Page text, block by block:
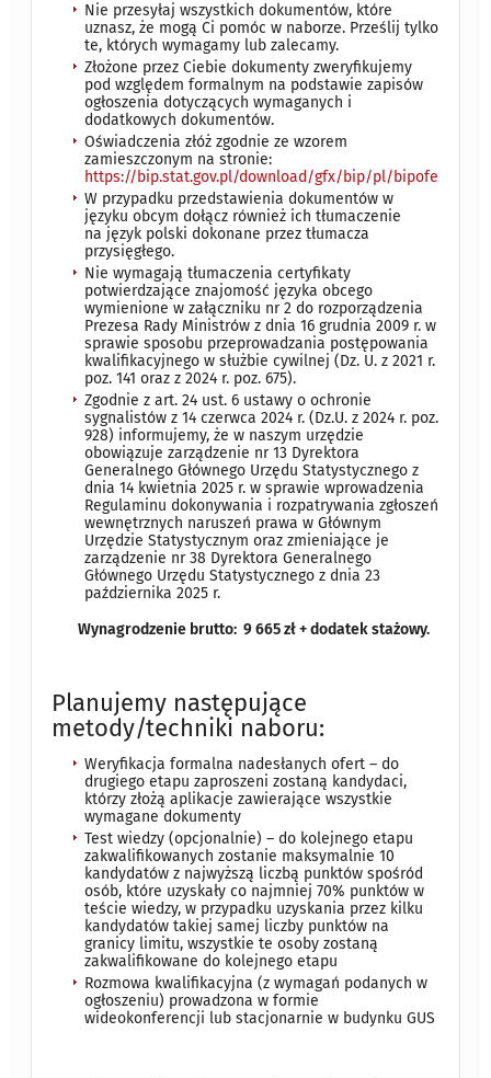
Nie przesyłaj wszystkich dokumentów, które
uznasz, że mogą Ci pomóc w naborze. Prześlij tylko
te, których wymagamy lub zalecamy.
Złożone przez Ciebie dokumenty zweryfikujemy
pod względem formalnym na podstawie zapisów
ogłoszenia dotyczących wymaganych i
dodatkowych dokumentów.
Oświadczenia złóż zgodnie ze wzorem
zamieszczonym na stronie:
https://bip.stat.gov.pl/download/gfx/bip/pl/
W przypadku przedstawienia dokumentów w
języku obcym dołącz również ich tłumaczenie
na język polski dokonane przez tłumacza
przysięgłego.
Nie wymagają tłumaczenia certyfikaty
potwierdzające znajomość języka obcego
wymienione w załączniku nr 2 do rozporządzenia
Prezesa Rady Ministrów z dnia 16 grudnia 2009 r. w
sprawie sposobu przeprowadzania postępowania
kwalifikacyjnego w służbie cywilnej (Dz. U. z 2021 r.
poz. 141 oraz z 2024 r. poz. 675).
Zgodnie z art. 24 ust. 6 ustawy o ochronie
sygnalistów z 14 czerwca 2024 r. (Dz.U. z 2024 r. poz.
928) informujemy, że w naszym urzędzie
obowiązuje zarządzenie nr 13 Dyrektora
Generalnego Głównego Urzędu Statystycznego z
dnia 14 kwietnia 2025 r. w sprawie wprowadzenia
Regulaminu dokonywania i rozpatrywania zgłoszeń
wewnętrznych naruszeń prawa w Głównym
Urzędzie Statystycznym oraz zmieniające je
zarządzenie nr 38 Dyrektora Generalnego
Głównego Urzędu Statystycznego z dnia 23
października 2025 r.
Wynagrodzenie brutto: 9 665 zł + dodatek stażowy.
Planujemy następujące
metody/techniki naboru:
Weryfikacja formalna nadesłanych ofert – do
drugiego etapu zaproszeni zostaną kandydaci,
którzy złożą aplikacje zawierające wszystkie
wymagane dokumenty
Test wiedzy (opcjonalnie) – do kolejnego etapu
zakwalifikowanych zostanie maksymalnie 10
kandydatów z najwyższą liczbą punktów spośród
osób, które uzyskały co najmniej 70% punktów w
teście wiedzy, w przypadku uzyskania przez kilku
kandydatów takiej samej liczby punktów na
granicy limitu, wszystkie te osoby zostaną
zakwalifikowane do kolejnego etapu
Rozmowa kwalifikacyjna (z wymagań podanych w
ogłoszeniu) prowadzona w formie
wideokonferencji lub stacjonarnie w budynku GUS